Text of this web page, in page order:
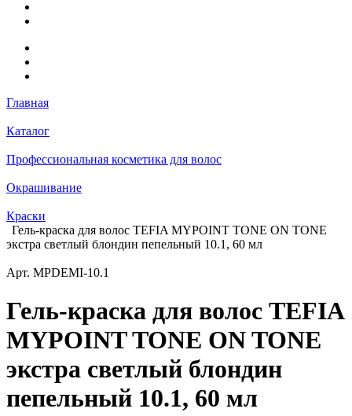
Главная
Каталог
Профессиональная косметика для волос
Окрашивание
Краски
Гель-краска для волос TEFIA MYPOINT TONE ON TONE
экстра светлый блондин пепельный 10.1, 60 мл
Арт. MPDEMI-10.1
Гель-краска для волос TEFIA
MYPOINT TONE ON TONE
экстра светлый блондин
пепельный 10.1, 60 мл